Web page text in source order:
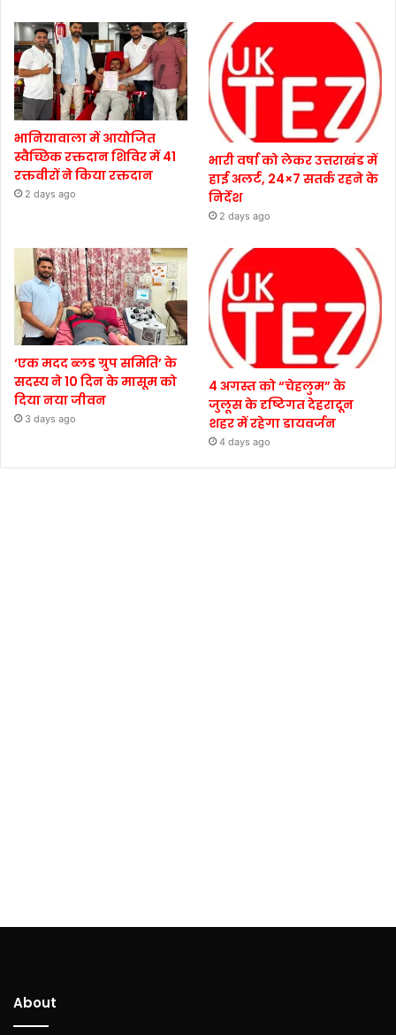
भानियावाला में आयोजित
स्वैच्छिक रक्तदान शिविर में 41
रक्तवीरों ने किया रक्तदान
2 days ago
भारी वर्षा को लेकर उत्तराखंड में
हाई अलर्ट, 24×7 सतर्क रहने के
निर्देश
2 days ago
‘एक मदद ब्लड ग्रुप समिति’ के
सदस्य ने 10 दिन के मासूम को
दिया नया जीवन
3 days ago
4 अगस्त को “चेहलुम” के
जुलूस के दृष्टिगत देहरादून
शहर में रहेगा डायवर्जन
4 days ago
About